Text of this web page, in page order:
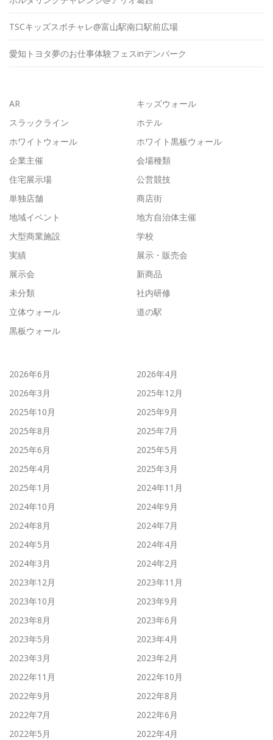
TSCキッズスポチャレ@富山駅南口駅前広場
愛知トヨタ夢のお仕事体験フェスinデンパーク
AR
キッズウォール
スラックライン
ホテル
ホワイトウォール
ホワイト黒板ウォール
企業主催
会場種類
住宅展示場
公営競技
単独店舗
商店街
地域イベント
地方自治体主催
大型商業施設
学校
実績
展示・販売会
展示会
新商品
未分類
社内研修
立体ウォール
道の駅
黒板ウォール
2026年6月
2026年4月
2026年3月
2025年12月
2025年10月
2025年9月
2025年8月
2025年7月
2025年6月
2025年5月
2025年4月
2025年3月
2025年1月
2024年11月
2024年10月
2024年9月
2024年8月
2024年7月
2024年5月
2024年4月
2024年3月
2024年2月
2023年12月
2023年11月
2023年10月
2023年9月
2023年8月
2023年6月
2023年5月
2023年4月
2023年3月
2023年2月
2022年11月
2022年10月
2022年9月
2022年8月
2022年7月
2022年6月
2022年5月
2022年4月